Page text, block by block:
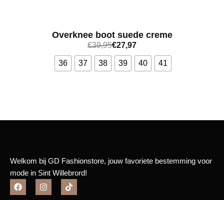
Overknee boot suede creme
€39,95€27,97
36 37 38 39 40 41
Welkom bij GD Fashionstore, jouw favoriete bestemming voor
mode in Sint Willebrord!